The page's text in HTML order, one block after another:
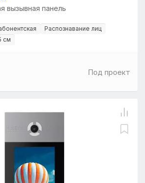
вызывная панель
Распознавание лиц
см
Под проект